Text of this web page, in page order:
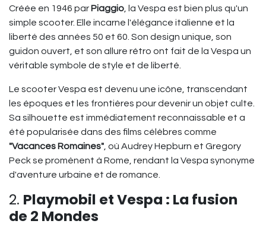
Créée en 1946 par Piaggio, la Vespa est bien plus qu'un
simple scooter. Elle incarne l'élégance italienne et la
liberté des années 50 et 60. Son design unique, son
guidon ouvert, et son allure rétro ont fait de la Vespa un
véritable symbole de style et de liberté.
Le scooter Vespa est devenu une icône, transcendant
les époques et les frontières pour devenir un objet culte.
Sa silhouette est immédiatement reconnaissable et a
été popularisée dans des films célèbres comme
"Vacances Romaines", où Audrey Hepburn et Gregory
Peck se promènent à Rome, rendant la Vespa synonyme
d'aventure urbaine et de romance.
2. Playmobil et Vespa : La fusion
de 2 Mondes